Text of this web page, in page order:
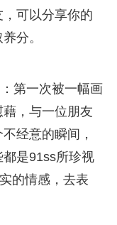
可以分享你的
分。
第一次被一幅画
，与一位朋友
经意的瞬间，
是91ss所珍视
的情感，去表